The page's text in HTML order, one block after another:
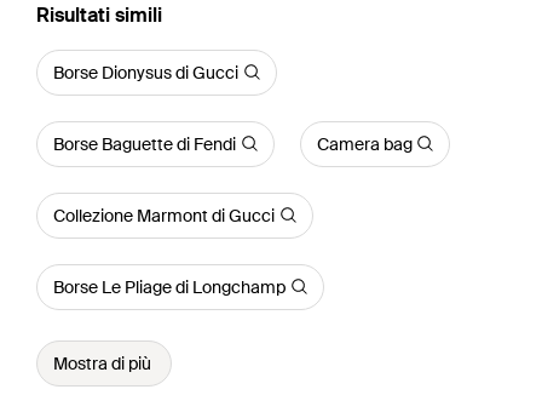
Risultati simili
Borse Dionysus di Gucci
Borse Baguette di Fendi Camera bag
Collezione Marmont di Gucci
Borse Le Pliage di Longchamp
Mostra di più